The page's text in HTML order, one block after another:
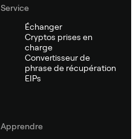
Service
Échanger
Cryptos prises en
charge
Convertisseur de
phrase de récupération
EIPs
Apprendre